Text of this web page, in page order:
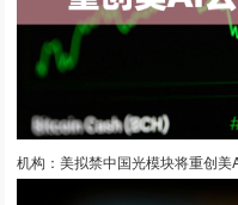
机构：美拟禁中国光模块将重创